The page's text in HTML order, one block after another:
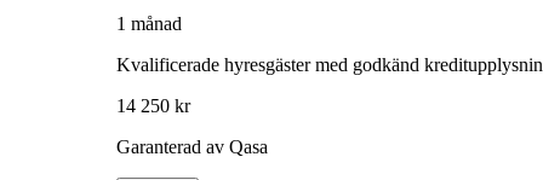
1 månad
Kvalificerade hyresgäster med godkänd
14 250 kr
Garanterad av Qasa